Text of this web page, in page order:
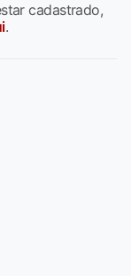
cadastrado,
.